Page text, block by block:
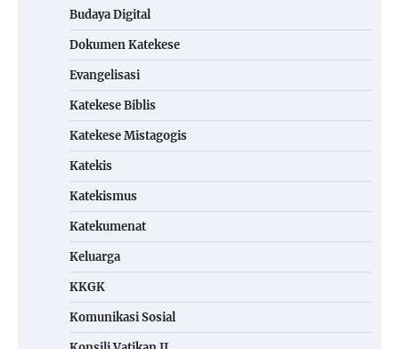
Budaya Digital
Dokumen Katekese
Evangelisasi
Katekese Biblis
Katekese Mistagogis
Katekis
Katekismus
Katekumenat
Keluarga
KKGK
Komunikasi Sosial